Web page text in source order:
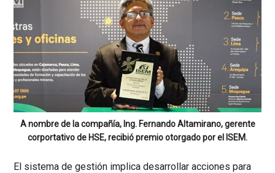
A nombre de la compañía, Ing. Fernando Altamirano, gerente
corportativo de HSE, recibió premio otorgado por el ISEM.
El sistema de gestión implica desarrollar acciones para